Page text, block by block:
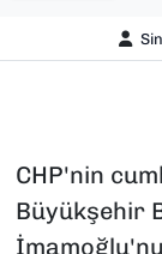
CHP'nin
Büyükşehir